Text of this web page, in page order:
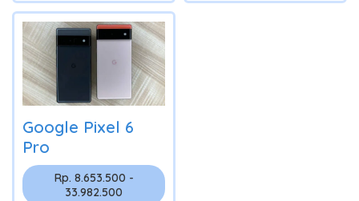
Google Pixel 6
Pro
Rp. 8.653.500 -
33.982.500